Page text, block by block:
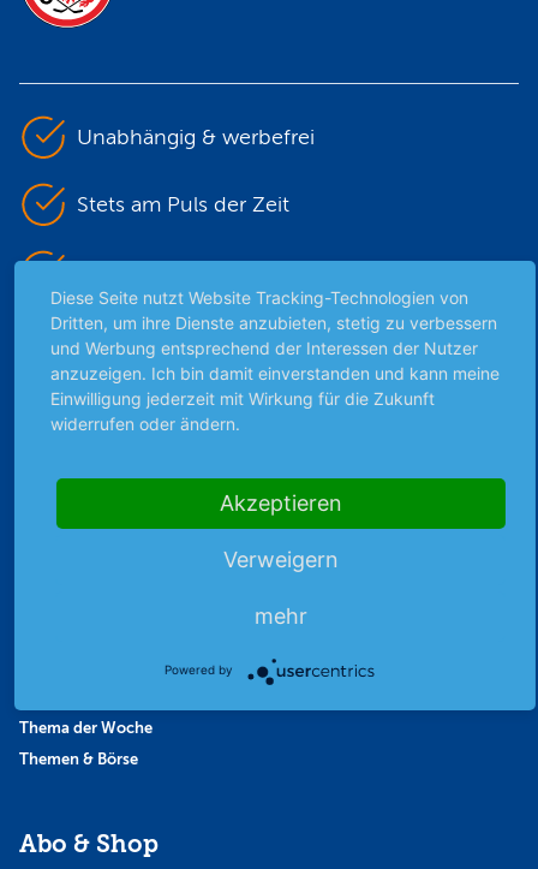
Unabhängig & werbefrei
Stets am Puls der Zeit
Sicher mit SSL-Verschlüsselung
Highlights
Archiv
Thema der Woche
Themen & Börse
Abo & Shop
Diese Seite nutzt Website Tracking-Technologien von
Dritten, um ihre Dienste anzubieten, stetig zu verbessern
und Werbung entsprechend der Interessen der Nutzer
anzuzeigen. Ich bin damit einverstanden und kann meine
Einwilligung jederzeit mit Wirkung für die Zukunft
widerrufen oder ändern.
Akzeptieren
Verweigern
mehr
Powered by